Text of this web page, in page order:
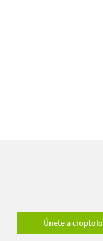
Únete a